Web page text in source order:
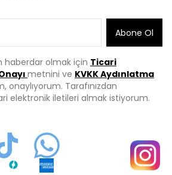
Abone Ol
haberdar olmak için Ticari
metnini ve KVKK Aydınlatma
onaylıyorum. Tarafınızdan
elektronik iletileri almak istiyorum.